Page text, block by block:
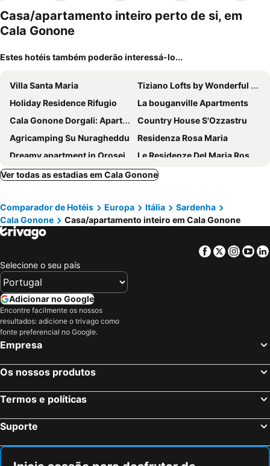
Casa/apartamento inteiro perto de si, em
Cala Gonone
Estes hotéis também poderão interessá-lo...
Villa Santa Maria
Tiziano Lofts by Wonderful Italy
Holiday Residence Rifugio
La bouganville Apartments
Cala Gonone Dorgali: Apartment A Stone'S Throw From The Sea
Country House S'Ozzastru
Agricamping Su Nuragheddu
Residenza Rosa Maria
Dreamy apartment in Orosei
Le Residenze Del Maria Rosaria
Ver todas as estadias em Cala Gonone
Comparador de Hotéis Europa Itália
Sardenha
Cala Gonone
Casa/apartamento inteiro em Cala Gonone
Facebook
Twitter
Selecione o seu país
Adicionar no Google
Encontre facilmente os nossos
resultados: adicione o trivago como
fonte preferencial no Google.
Empresa
Os nossos produtos
Termos e políticas
Suporte